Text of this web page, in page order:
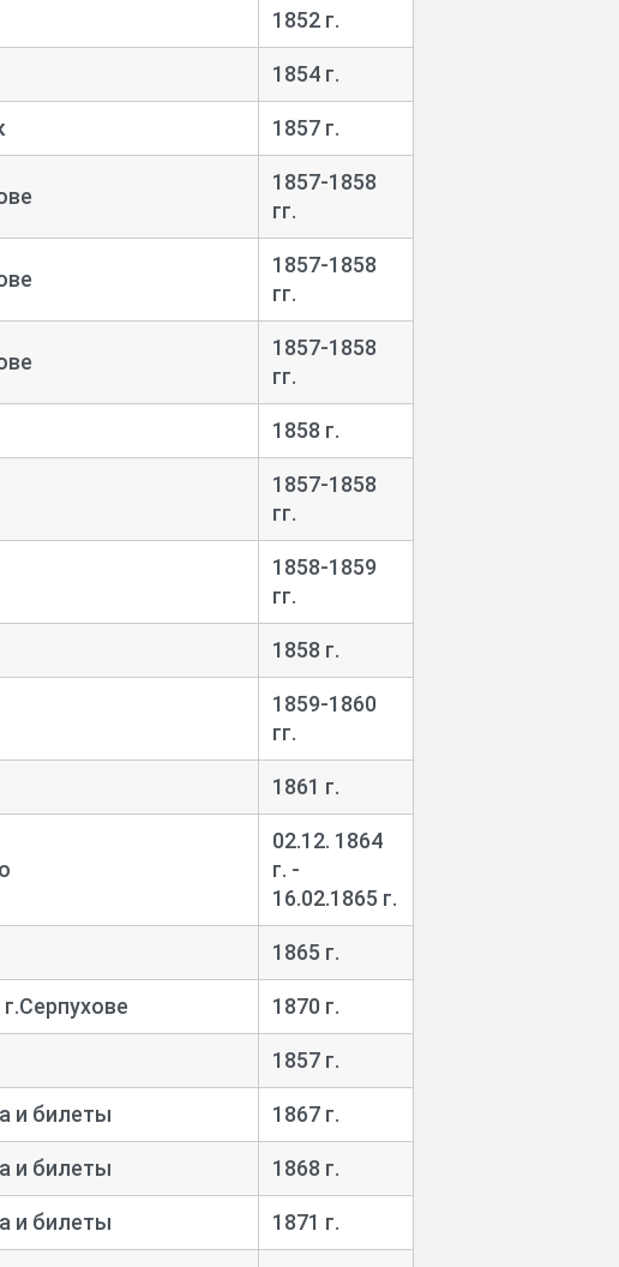
1852 г.
1854 г.
1857 г.
1857-1858
гг.
1857-1858
гг.
1857-1858
гг.
1858 г.
1857-1858
гг.
1858-1859
гг.
1858 г.
1859-1860
гг.
1861 г.
02.12. 1864
г. -
16.02.1865 г.
1865 г.
1870 г.
1857 г.
и билеты 1867 г.
и билеты 1868 г.
и билеты 1871 г.